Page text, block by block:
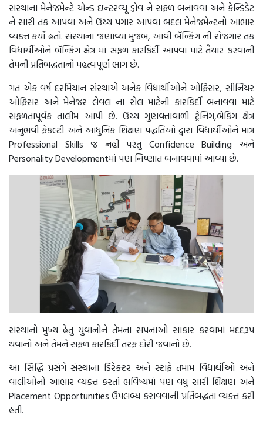
સંસ્થાના મેનેજમેન્ટે એન્ડ ઇન્ટરવ્યૂ ડ્રોવ ને સફળ બનાવવા અને કેન્ડિડેટ
ને સારી તક આપવા અને ઉચ્ચ પગાર આપવા બદલ મેનેજમેન્ટનો આભાર
વ્યક્ત કર્યો હતો. સંસ્થાના જણાવ્યા મુજબ, આવી બૅન્કિંગ ની રોજગાર તક
વિદ્યાર્થીઓને બૅન્કિંગ ક્ષેત્ર માં સફળ કારકિર્દી આપવા માટે તૈયાર કરવાની
તેમની પ્રતિબદ્ધતાનો મહત્વપૂર્ણ ભાગ છે.
ગત એક વર્ષ દરમિયાન સંસ્થાએ અનેક વિદ્યાર્થીઓને ઓફિસર, સીનિયર
ઓફિસર અને મેનેજર લેવલ ના રોલ માટેની કારકિર્દી બનાવવા માટે
સફળતાપૂર્વક તાલીમ આપી છે. ઉચ્ચ ગુણવત્તાવાળી ટ્રેનિંગ,બેકિંગ ક્ષેત્ર
અનુભવી ફેકલ્ટી અને આધુનિક શિક્ષણ પદ્ધતિઓ દ્વારા વિદ્યાર્થીઓને માત્ર
Professional Skills જ નહીં પરંતુ Confidence Building અને
Personality Developmentમાં પણ નિષ્ણાત બનાવવામાં આવ્યા છે.
સંસ્થાનો મુખ્ય હેતુ યુવાનોને તેમના સપનાઓ સાકાર કરવામાં મદદરૂપ
થવાનો અને તેમને સફળ કારકિર્દી તરફ દોરી જવાનો છે.
આ સિદ્ધિ પ્રસંગે સંસ્થાના ડિરેક્ટર અને સ્ટાફે તમામ વિદ્યાર્થીઓ અને
વાલીઓનો આભાર વ્યક્ત કરતાં ભવિષ્યમાં પણ વધુ સારી શિક્ષણ અને
Placement Opportunities ઉપલબ્ધ કરાવવાની પ્રતિબદ્ધતા વ્યક્ત કરી
હતી.